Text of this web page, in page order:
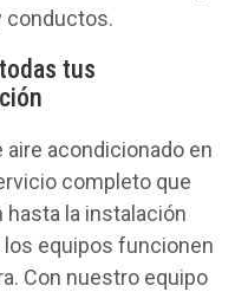
conductos.
tus
aire acondicionado en
completo que
la instalación
equipos funcionen
Con nuestro equipo